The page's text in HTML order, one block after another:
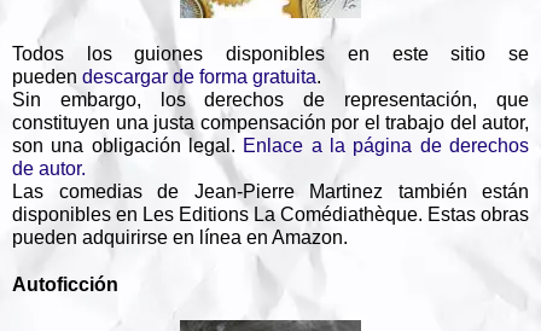
Todos los guiones disponibles en este sitio se
pueden descargar de forma gratuita.
Sin embargo, los derechos de representación, que
constituyen una justa compensación por el trabajo del autor,
son una obligación legal. Enlace a la página de derechos
de autor.
Las comedias de Jean-Pierre Martinez también están
disponibles en Les Editions La Comédiathèque. Estas obras
pueden adquirirse en línea en Amazon.
Autoficción